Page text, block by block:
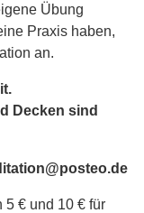
Übung
Praxis haben,
an.
Decken sind
€ und 10 € für